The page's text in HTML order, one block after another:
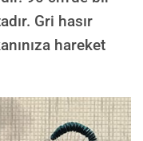
Gri hasır
hareket